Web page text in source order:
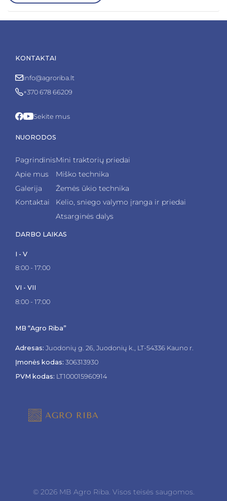
KONTAKTAI
info@agroriba.lt
+370 678 66209
Sekite mus
NUORODOS
Pagrindinis
Apie mus
Galerija
Kontaktai
Mini traktorių priedai
Miško technika
Žemės ūkio technika
Kelio, sniego valymo įranga ir priedai
Atsarginės dalys
DARBO LAIKAS
I - V
8:00 - 17:00
VI - VII
8:00 - 17:00
MB “Agro Riba”
Adresas: Juodonių g. 26, Juodonių k., LT-54336 Kauno r.
Įmonės kodas: 306313930
PVM kodas: LT100015960914
© 2026 MB Agro Riba. Visos teisės saugomos.